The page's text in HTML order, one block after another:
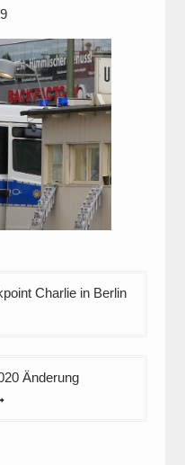
Charlie in Berlin
Änderung